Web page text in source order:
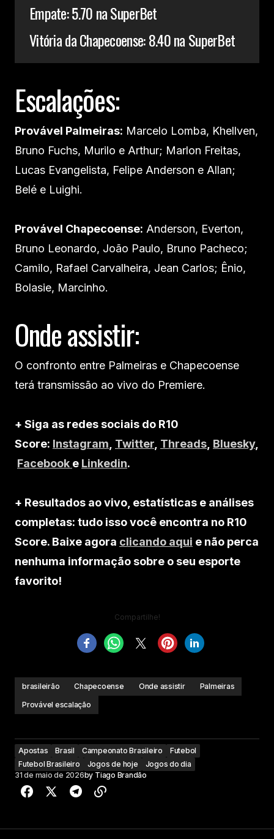
Empate: 5.70 na SuperBet
Vitória da Chapecoense: 8.40 na SuperBet
Escalações:
Provável Palmeiras: Marcelo Lomba, Khellven,
Bruno Fuchs, Murilo e Arthur; Marlon Freitas,
Lucas Evangelista, Felipe Anderson e Allan;
Belé e Luighi.
Provável Chapecoense: Anderson, Everton,
Bruno Leonardo, João Paulo, Bruno Pacheco;
Camilo, Rafael Carvalheira, Jean Carlos; Ênio,
Bolasie, Marcinho.
Onde assistir:
O confronto entre Palmeiras e Chapecoense
terá transmissão ao vivo do Premiere.
+ Siga as redes sociais do R10
Score: Instagram Twitter Threads Bluesky,
Facebook e Linkedin.
+ Resultados ao vivo, estatísticas e análises
completas: tudo isso você encontra no R10
Score. Baixe agora clicando aqui e não perca
nenhuma informação sobre o seu esporte
favorito!
Compartilhe!
brasileirão Chapecoense Onde assistir
Palmeiras
Provável escalação
Apostas Brasil Campeonato Brasileiro
Futebol
Futebol Brasileiro
Jogos de hoje
Jogos do dia
31 de maio de 2026by Tiago Brandão